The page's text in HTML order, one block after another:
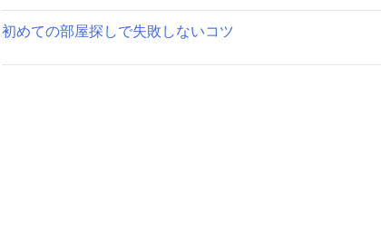
初めての部屋探しで失敗しないコツ